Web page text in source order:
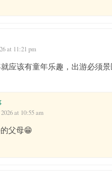
at 11:21 pm
应该有童年乐趣，出游必须景
at 10:55 am
父母😁